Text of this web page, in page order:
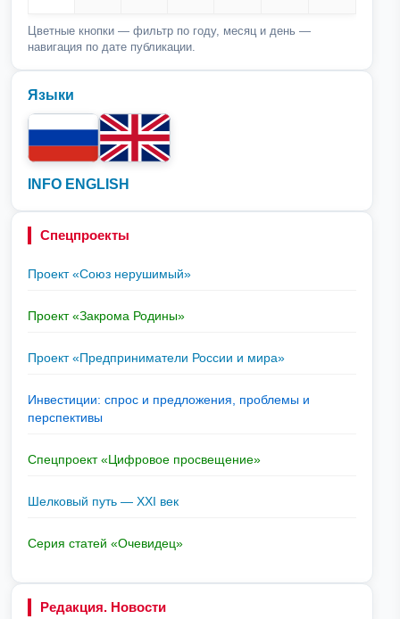
Цветные кнопки — фильтр по году, месяц и день —
навигация по дате публикации.
Языки
INFO ENGLISH
Спецпроекты
Проект «Союз нерушимый»
Проект «Закрома Родины»
Проект «Предприниматели России и мира»
Инвестиции: спрос и предложения, проблемы и
перспективы
Спецпроект «Цифровое просвещение»
Шелковый путь — XXI век
Серия статей «Очевидец»
Редакция. Новости